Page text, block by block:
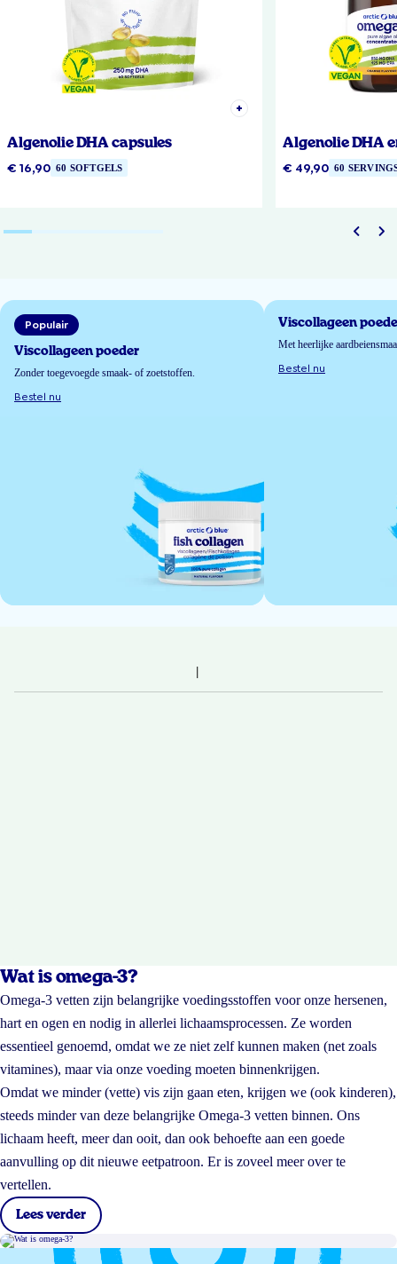
Algenolie DHA capsules
€ 16,90 60 SOFTGELS
Algenolie DHA
€ 49,90 60
Populair
Viscollageen poeder
Zonder toegevoegde smaak- of zoetstoffen.
Bestel nu
Viscollageen
Met heerlijke
Bestel nu
Wat is omega-3?
Omega-3 vetten zijn belangrijke voedingsstoffen voor onze hersenen,
hart en ogen en nodig in allerlei lichaamsprocessen. Ze worden
essentieel genoemd, omdat we ze niet zelf kunnen maken (net zoals
vitamines), maar via onze voeding moeten binnenkrijgen.
Omdat we minder (vette) vis zijn gaan eten, krijgen we (ook kinderen),
steeds minder van deze belangrijke Omega-3 vetten binnen. Ons
lichaam heeft, meer dan ooit, dan ook behoefte aan een goede
aanvulling op dit nieuwe eetpatroon. Er is zoveel meer over te
vertellen.
Lees verder